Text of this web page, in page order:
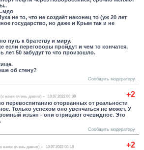
не то, что не создаёт наконец то (уж 20 лет
государство, но даже и Крым так и не
путь к братству и миру.
если переговоры пройдут и чем то кончатся,
лет 50 забудут то что произошло.
об стену?
Сообщить модератору
+2
(c нами очень давно) 10.07.2022 06:30
перевоспитанию оторванных от реальности
Только успехом оно увенчаться не может. У
изъян - они отрицают очевидное. Это
Сообщить модератору
+2
нами очень давно) 10.07.2022 00:18